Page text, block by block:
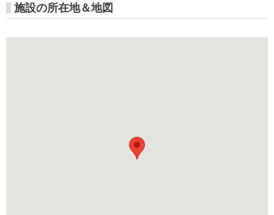
施設の所在地＆地図